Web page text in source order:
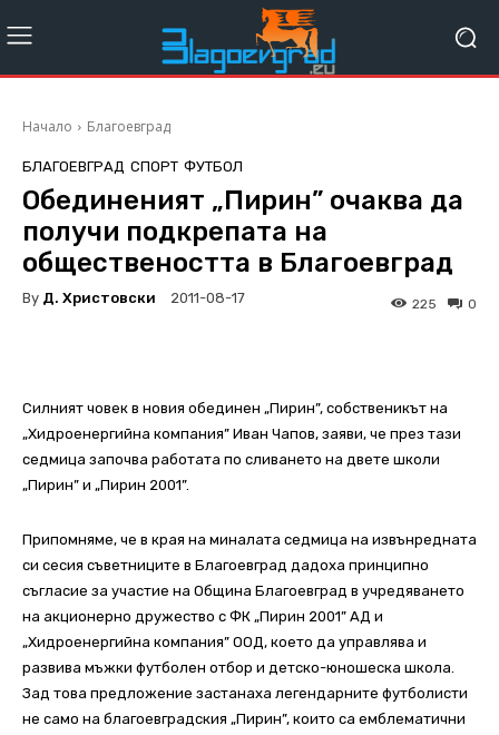
Начало Благоевград
БЛАГОЕВГРАД СПОРТ ФУТБОЛ
Обединеният „Пирин” очаква да
получи подкрепата на
обществеността в Благоевград
By Д. Христовски 2011-08-17 0
225
Силният човек в новия обединен „Пирин”, собственикът на
„Хидроенергийна компания” Иван Чапов, заяви, че през тази
седмица започва работата по сливането на двете школи
„Пирин” и „Пирин 2001”.
Припомняме, че в края на миналата седмица на извънредната
си сесия съветниците в Благоевград дадоха принципно
съгласие за участие на Община Благоевград в учредяването
на акционерно дружество с ФК „Пирин 2001” АД и
„Хидроенергийна компания” ООД, което да управлява и
развива мъжки футболен отбор и детско-юношеска школа.
Зад това предложение застанаха легендарните футболисти
не само на благоевградския „Пирин”, които са емблематични